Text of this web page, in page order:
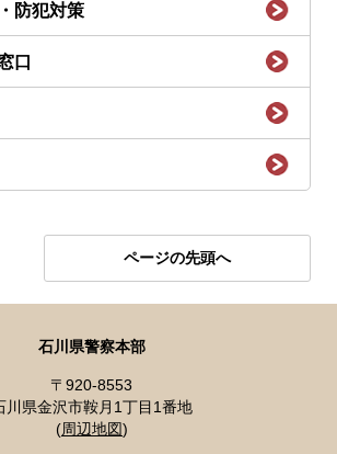
防犯対策
口
ページの先頭へ
石川県警察本部
〒920-8553
川県金沢市鞍月1丁目1番地
(周辺地図 )